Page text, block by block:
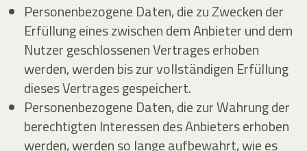
Personenbezogene Daten, die zu Zwecken der
Erfüllung eines zwischen dem Anbieter und dem
Nutzer geschlossenen Vertrages erhoben
werden, werden bis zur vollständigen Erfüllung
dieses Vertrages gespeichert.
Personenbezogene Daten, die zur Wahrung der
berechtigten Interessen des Anbieters erhoben
werden, werden so lange aufbewahrt, wie es